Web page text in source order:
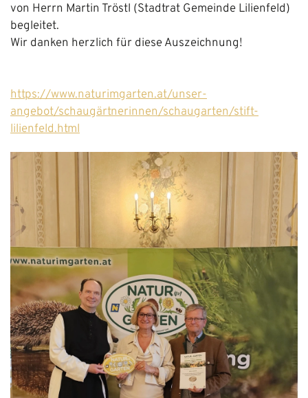
von Herrn Martin Tröstl (Stadtrat Gemeinde Lilienfeld)
begleitet.
Wir danken herzlich für diese Auszeichnung!
https://www.naturimgarten.at/unser-
angebot/schaugärtnerinnen/schaugarten/stift-
lilienfeld.html